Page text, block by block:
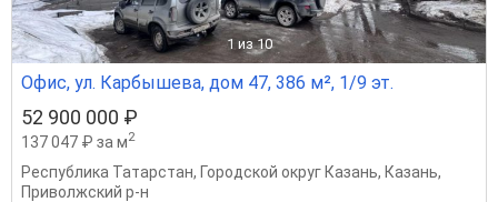
1 из 10
Офис, ул. Карбышева, дом 47, 386 м², 1/9 эт.
52 900 000 ₽
137 047 ₽ за м2
Республика Татарстан, Городской округ Казань, Казань,
Приволжский р-н